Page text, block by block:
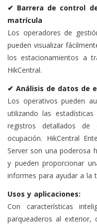
✔ Barrera de control
matrícula
Los operadores de
pueden visualizar
los estacionamientos a
HikCentral.
✔ Análisis de datos de
Los operativos pueden
utilizando las
registros detallados
ocupación. HikCentral
Server son una poderosa
y pueden proporcionar
informes para ayudar a la
Usos y aplicaciones:
Con características
parqueaderos al exterior,